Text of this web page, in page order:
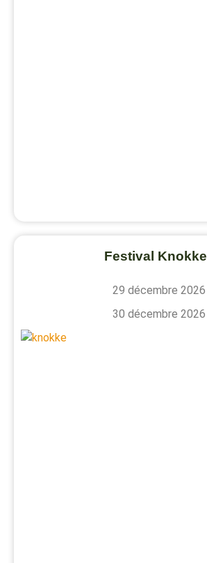
Festival Knokke
29 décembre 2026
30 décembre 2026